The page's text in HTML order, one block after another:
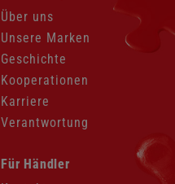
Über uns
Unsere Marken
Geschichte
Kooperationen
Karriere
Verantwortung
Navigation
überspringen
Für Händler